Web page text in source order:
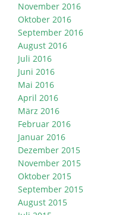
November 2016
Oktober 2016
September 2016
August 2016
Juli 2016
Juni 2016
Mai 2016
April 2016
März 2016
Februar 2016
Januar 2016
Dezember 2015
November 2015
Oktober 2015
September 2015
August 2015